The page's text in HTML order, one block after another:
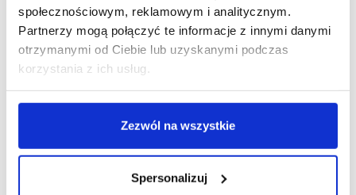
społecznościowym, reklamowym i analitycznym.
Partnerzy mogą połączyć te informacje z innymi danymi
otrzymanymi od Ciebie lub uzyskanymi podczas
korzystania z ich usług.
Zezwól na wszystkie
Spersonalizuj
R E K L A M A